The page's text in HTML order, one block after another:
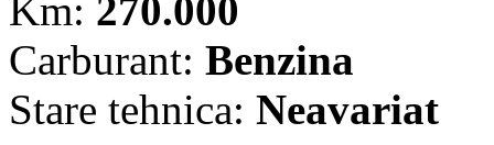
Km: 270.000
Carburant: Benzina
Stare tehnica: Neavariat